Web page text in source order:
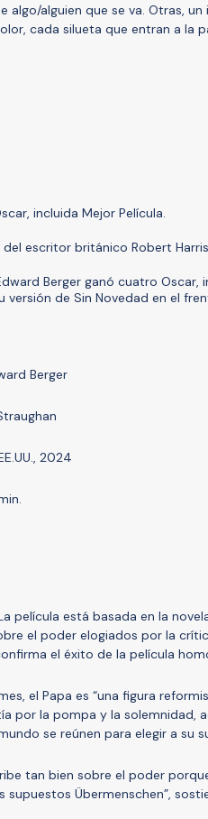
algo/alguien que se va. Otras,
cada silueta que entran a la
incluida Mejor Película.
del escritor británico Robert
Berger ganó cuatro Oscar,
versión de Sin Novedad en el
Berger
2024
película está basada en la
el poder elogiados por la
el éxito de la película
el Papa es “una figura
por la pompa y la solemnidad,
se reúnen para elegir a su
tan bien sobre el poder
supuestos Übermenschen”,